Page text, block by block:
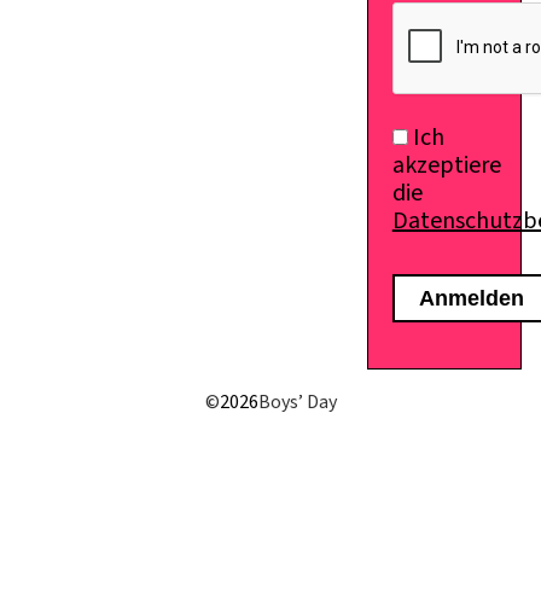
Ich
akzeptiere
die
©2026Boys’ Day